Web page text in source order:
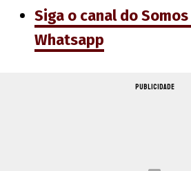
Siga o canal do
Whatsapp
PUBLICIDADE